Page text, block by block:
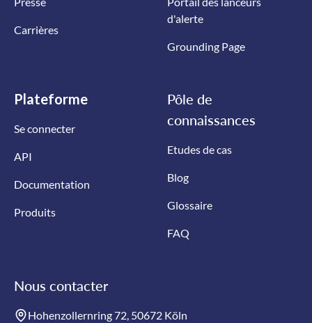
Carrières
d'alerte
Grounding Page
Plateforme
Se connecter
API
Documentation
Produits
Pôle de
connaissances
Etudes de cas
Blog
Glossaire
FAQ
Nous contacter
Hohenzollernring 72, 50672 Köln